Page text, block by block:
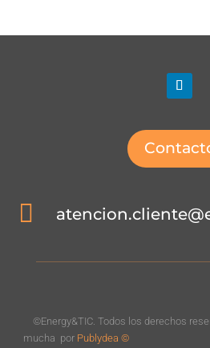

©Energy&TIC. Todos los derechos
mucha por Publydea ©